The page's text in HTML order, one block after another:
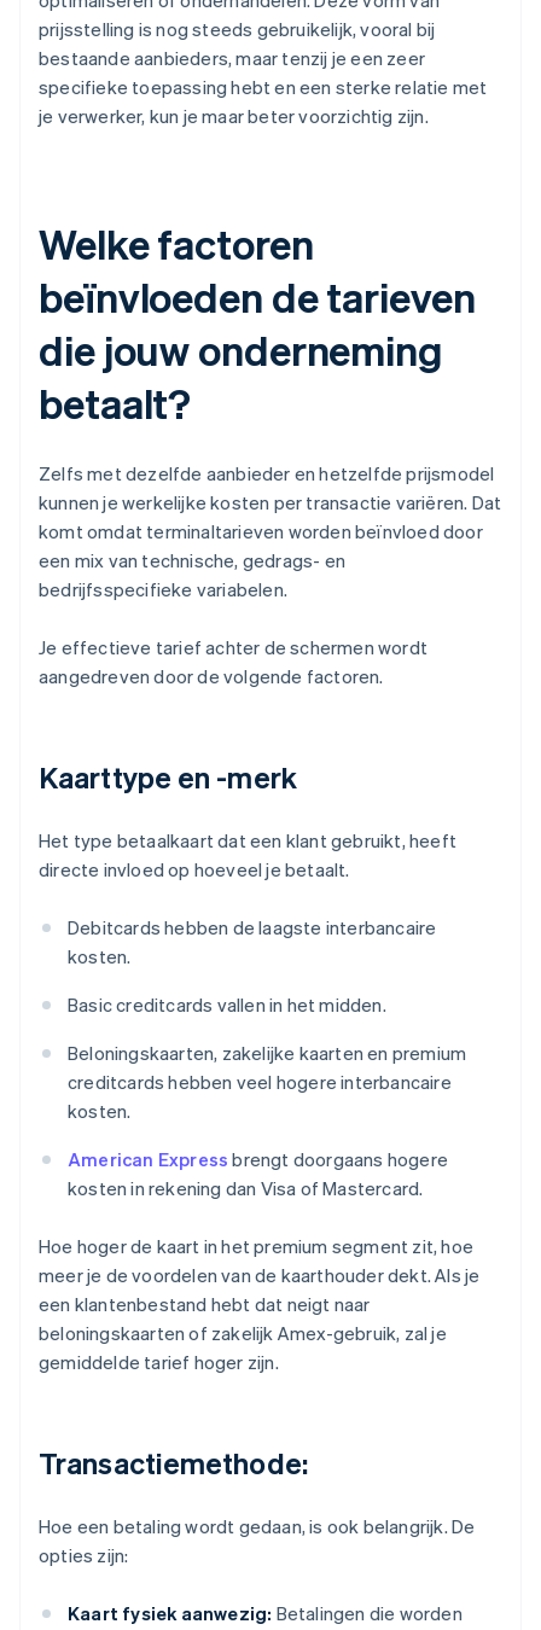
prijsstelling is nog steeds gebruikelijk, vooral bij
bestaande aanbieders, maar tenzij je een zeer
specifieke toepassing hebt en een sterke relatie met
je verwerker, kun je maar beter voorzichtig zijn.
Welke factoren
beïnvloeden de tarieven
die jouw onderneming
betaalt?
Zelfs met dezelfde aanbieder en hetzelfde prijsmodel
kunnen je werkelijke kosten per transactie variëren. Dat
komt omdat terminaltarieven worden beïnvloed door
een mix van technische, gedrags- en
bedrijfsspecifieke variabelen.
Je effectieve tarief achter de schermen wordt
aangedreven door de volgende factoren.
Kaarttype en -merk
Het type betaalkaart dat een klant gebruikt, heeft
directe invloed op hoeveel je betaalt.
Debitcards hebben de laagste interbancaire
kosten.
Basic creditcards vallen in het midden.
Beloningskaarten, zakelijke kaarten en premium
creditcards hebben veel hogere interbancaire
kosten.
American Express brengt doorgaans hogere
kosten in rekening dan Visa of Mastercard.
Hoe hoger de kaart in het premium segment zit, hoe
meer je de voordelen van de kaarthouder dekt. Als je
een klantenbestand hebt dat neigt naar
beloningskaarten of zakelijk Amex-gebruik, zal je
gemiddelde tarief hoger zijn.
Transactiemethode:
Hoe een betaling wordt gedaan, is ook belangrijk. De
opties zijn:
Kaart fysiek aanwezig: Betalingen die worden